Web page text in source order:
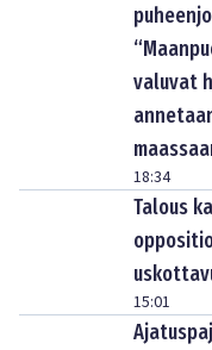
valuvat
18:34
Talous
15:01